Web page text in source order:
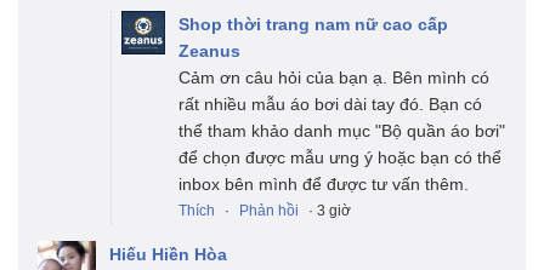
Shop thời trang nam nữ cao cấp
Zeanus
Cảm ơn câu hỏi của bạn ạ. Bên mình có
rất nhiều mẫu áo bơi dài tay đó. Bạn có
thể tham khảo danh mục "Bộ quần áo bơi"
để chọn được mẫu ưng ý hoặc bạn có thể
inbox bên mình để được tư vấn thêm.
Thích · Phản hồi · 3 giờ
Hiếu Hiền Hòa